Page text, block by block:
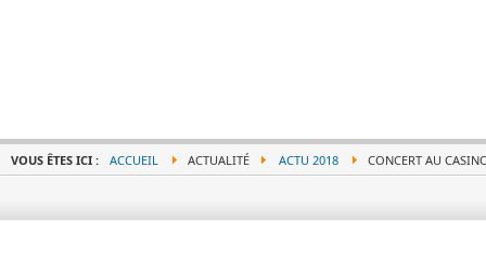
VOUS ÊTES ICI : ACCUEIL ACTUALITÉ ACTU 2018 CONCERT AU